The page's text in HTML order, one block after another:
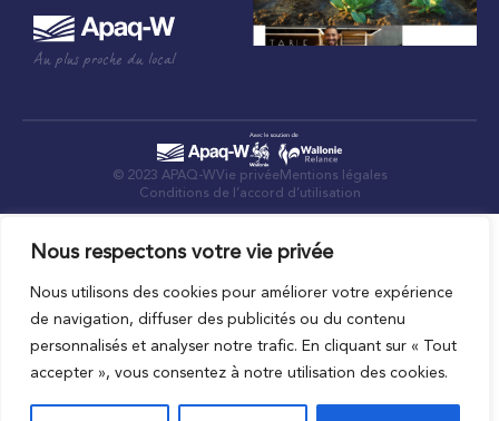
Nous respectons votre vie privée
Nous utilisons des cookies pour améliorer votre expérience
de navigation, diffuser des publicités ou du contenu
personnalisés et analyser notre trafic. En cliquant sur « Tout
accepter », vous consentez à notre utilisation des cookies.
Au plus proche du local
© 2023 APAQ-WVie privée Mentions légales
Conditions de l’accord d’utilisation